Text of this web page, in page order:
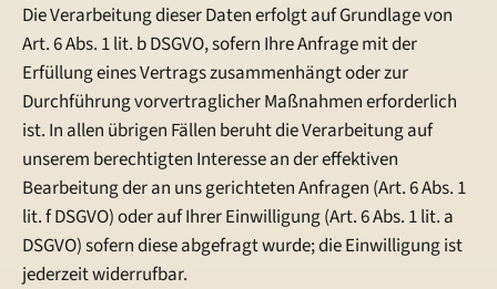
Die Verarbeitung dieser Daten erfolgt auf Grundlage von
Art. 6 Abs. 1 lit. b DSGVO, sofern Ihre Anfrage mit der
Erfüllung eines Vertrags zusammenhängt oder zur
Durchführung vorvertraglicher Maßnahmen erforderlich
ist. In allen übrigen Fällen beruht die Verarbeitung auf
unserem berechtigten Interesse an der effektiven
Bearbeitung der an uns gerichteten Anfragen (Art. 6 Abs. 1
lit. f DSGVO) oder auf Ihrer Einwilligung (Art. 6 Abs. 1 lit. a
DSGVO) sofern diese abgefragt wurde; die Einwilligung ist
jederzeit widerrufbar.